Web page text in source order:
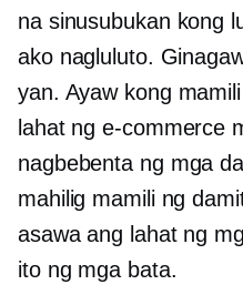
na sinusubukan kong
ako nagluluto.
yan. Ayaw kong
lahat nge-commerce
nagbebenta ng mga
mahilig mamili ng
asawa ang lahat ng
ito ng mga bata.